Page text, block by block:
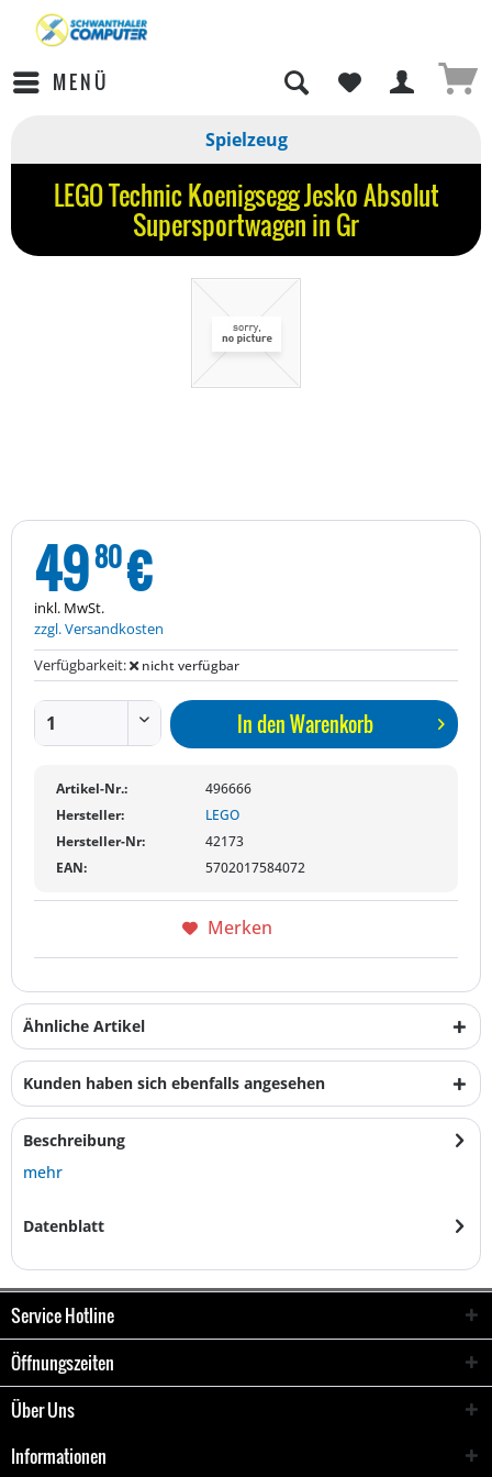
MENÜ
Spielzeug
LEGO Technic Koenigsegg Jesko Absolut
Supersportwagen in Gr
4980€
inkl. MwSt.
zzgl. Versandkosten
Verfügbarkeit:
nicht verfügbar
In denWarenkorb
Artikel-Nr.:
496666
Hersteller:
LEGO
Hersteller-Nr:
42173
EAN:
5702017584072
Merken
Ähnliche Artikel
Kunden haben sich ebenfalls angesehen
Beschreibung
mehr
Datenblatt
Service Hotline
Öffnungszeiten
Über Uns
Informationen